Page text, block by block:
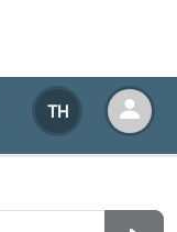
TH
งาน